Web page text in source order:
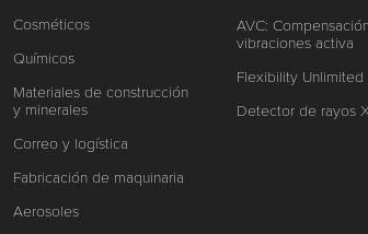
Cosméticos
Químicos
Materiales de construcción
y minerales
Correo y logística
Fabricación de maquinaria
Aerosoles
AVC:
vibraciones activa
Flexibility Unlimited
Detector de rayos